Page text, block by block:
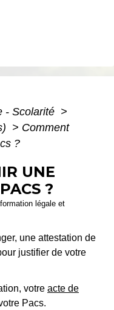
- Scolarité >
> Comment
?
UNE
?
légale et
une attestation de
justifier de votre
votre acte de
Pacs.